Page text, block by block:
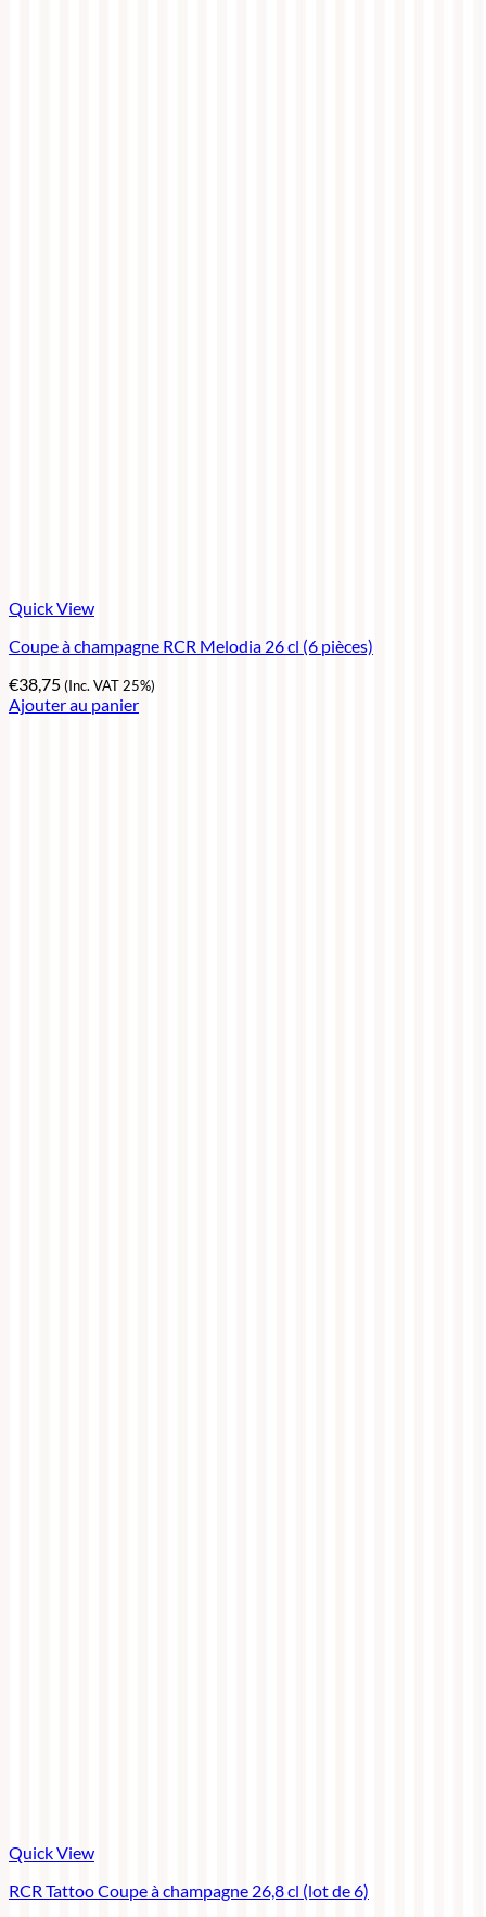
Quick View
Coupe à champagne RCR Melodia 26 cl (6 pièces)
€38,75(Inc. VAT 25%)
Ajouter au panier
Quick View
RCR Tattoo Coupe à champagne 26,8 cl (lot de 6)